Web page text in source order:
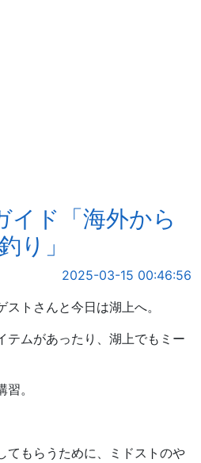
イド「海外から
り」
2025-03-15 00:46:56
トさんと今日は湖上へ。
テムがあったり、湖上でもミー
。
てもらうために、ミドストのや